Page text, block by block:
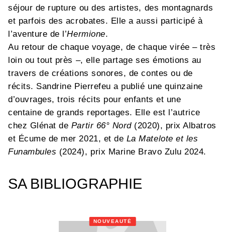
séjour de rupture ou des artistes, des montagnards
et parfois des acrobates. Elle a aussi participé à
l’aventure de l’Hermione.
Au retour de chaque voyage, de chaque virée – très
loin ou tout près –, elle partage ses émotions au
travers de créations sonores, de contes ou de
récits. Sandrine Pierrefeu a publié une quinzaine
d’ouvrages, trois récits pour enfants et une
centaine de grands reportages. Elle est l’autrice
chez Glénat de Partir 66° Nord(2020), prix Albatros
et Écume de mer 2021, et de La Matelote et les
Funambules (2024), prix Marine Bravo Zulu 2024.
SA BIBLIOGRAPHIE
NOUVEAUTÉ